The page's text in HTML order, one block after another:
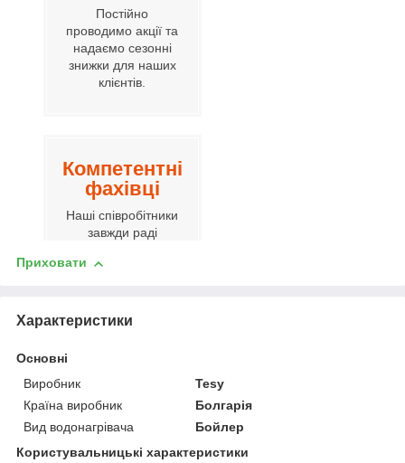
Постійно
проводимо акції та
надаємо сезонні
знижки для наших
клієнтів.
Компетентні
фахівці
Наші співробітники
завжди раді
політика
Вартість завжди
буде вигідною для
покупців, так як ми є
представниками
Приховати
Характеристики
Основні
Виробник
Tesy
Країна виробник
Болгарія
Вид водонагрівача
Бойлер
Користувальницькі характеристики